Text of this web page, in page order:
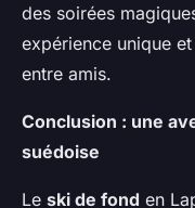
des soirées
expérience unique
entre amis.
Conclusion : une
suédoise
Le ski de fond en